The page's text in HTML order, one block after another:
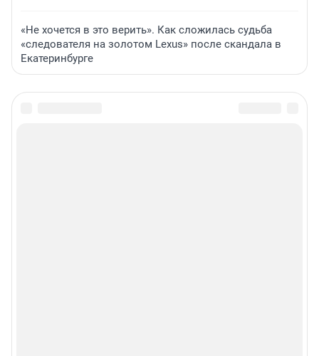
«Не хочется в это верить». Как сложилась судьба
«следователя на золотом Lexus» после скандала в
Екатеринбурге